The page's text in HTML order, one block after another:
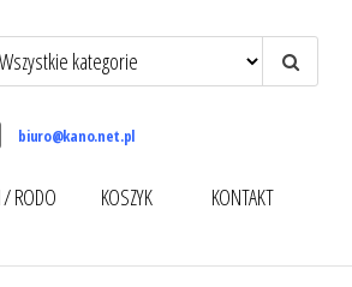
biuro@kano.net.pl
/ RODO KOSZYK KONTAKT